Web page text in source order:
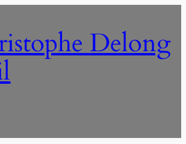
Delong